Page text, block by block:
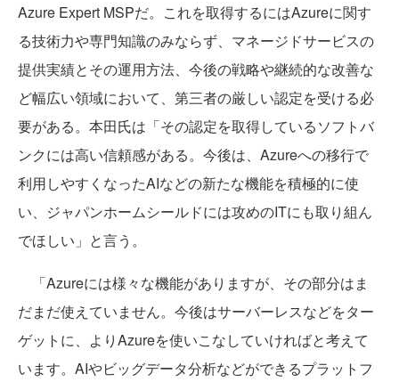
Azure Expert MSPだ。これを取得するにはAzureに関す
る技術力や専門知識のみならず、マネージドサービスの
提供実績とその運用方法、今後の戦略や継続的な改善な
ど幅広い領域において、第三者の厳しい認定を受ける必
要がある。本田氏は「その認定を取得しているソフトバ
ンクには高い信頼感がある。今後は、Azureへの移行で
利用しやすくなったAIなどの新たな機能を積極的に使
い、ジャパンホームシールドには攻めのITにも取り組ん
でほしい」と言う。
「Azureには様々な機能がありますが、その部分はま
だまだ使えていません。今後はサーバーレスなどをター
ゲットに、よりAzureを使いこなしていければと考えて
います。AIやビッグデータ分析などができるプラットフ